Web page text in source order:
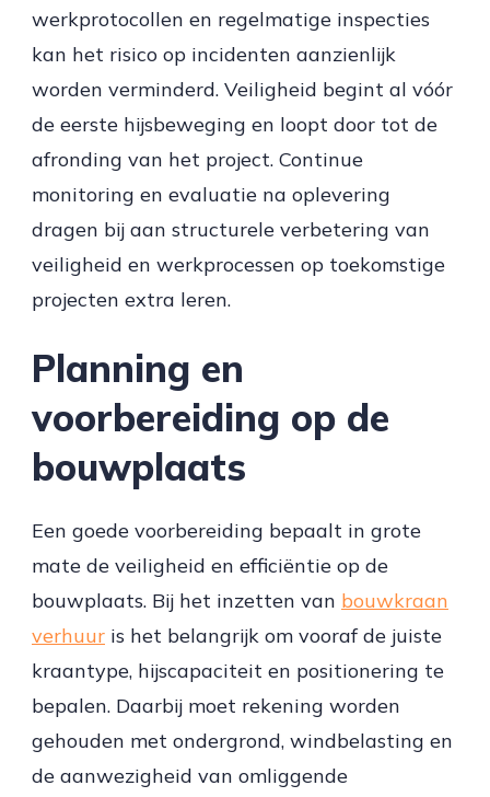
werkprotocollen en regelmatige inspecties
kan het risico op incidenten aanzienlijk
worden verminderd. Veiligheid begint al vóór
de eerste hijsbeweging en loopt door tot de
afronding van het project. Continue
monitoring en evaluatie na oplevering
dragen bij aan structurele verbetering van
veiligheid en werkprocessen op toekomstige
projecten extra leren.
Planning en
voorbereiding op de
bouwplaats
Een goede voorbereiding bepaalt in grote
mate de veiligheid en efficiëntie op de
bouwplaats. Bij het inzetten van bouwkraan
verhuur is het belangrijk om vooraf de juiste
kraantype, hijscapaciteit en positionering te
bepalen. Daarbij moet rekening worden
gehouden met ondergrond, windbelasting en
de aanwezigheid van omliggende